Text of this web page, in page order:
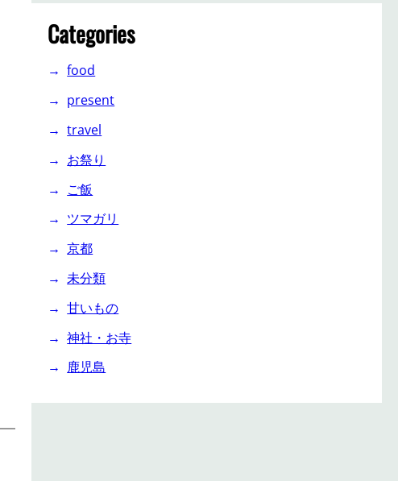
Categories
food
present
travel
お祭り
ご飯
ツマガリ
京都
未分類
甘いもの
神社・お寺
鹿児島